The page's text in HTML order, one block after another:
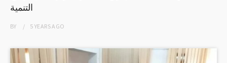
التنمية
BY 5 YEARSAGO